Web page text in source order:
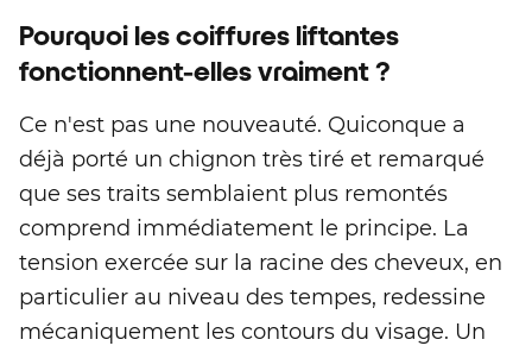
Pourquoi les coiffures liftantes
fonctionnent-elles vraiment ?
Ce n'est pas une nouveauté. Quiconque a
déjà porté un chignon très tiré et remarqué
que ses traits semblaient plus remontés
comprend immédiatement le principe. La
tension exercée sur la racine des cheveux, en
particulier au niveau des tempes, redessine
mécaniquement les contours du visage. Un